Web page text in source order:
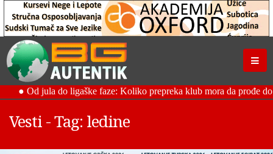
Vesti - Tag: ledine